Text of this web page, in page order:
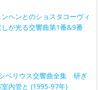
ヘンとのショスタコーヴィ
が光る交響曲第1番&9番
ベリウス交響曲全集 研ぎ
内管と (1995-97年)